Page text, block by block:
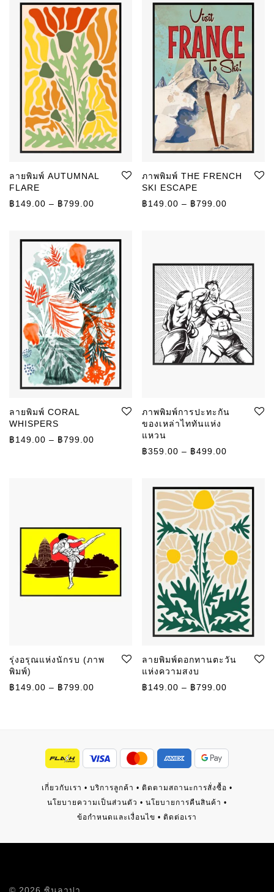
ลายพิมพ์ AUTUMNAL
FLARE
฿149.00 – ฿799.00 ช่วงราคา: ฿149.00 ถึง ฿799.00
ภาพพิมพ์ THE FRENCH
SKI ESCAPE
฿149.00 – ฿799.00
ลายพิมพ์ CORAL
WHISPERS
฿149.00 – ฿799.00 ช่วงราคา: ฿149.00 ถึง ฿799.00
ภาพพิมพ์การปะทะกัน
ของเหล่าไททันแห่ง
แหวน
฿359.00 – ฿499.00
รุ่งอรุณแห่งนักรบ (ภาพ
พิมพ์)
฿149.00 – ฿799.00 ช่วงราคา: ฿149.00 ถึง ฿799.00
ลายพิมพ์ดอกทานตะวัน
แห่งความสงบ
฿149.00 – ฿799.00
เกี่ยวกับเรา • บริการลูกค้า • ติดตามสถานะการสั่งซื้อ •
นโยบายความเป็นส่วนตัว • นโยบายการคืนสินค้า •
ข้อกำหนดและเงื่อนไข • ติดต่อเรา